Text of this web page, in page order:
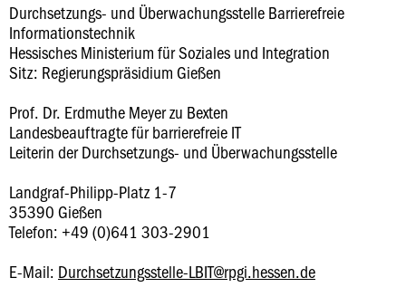
Durchsetzungs- und Überwachungsstelle Barrierefreie
Informationstechnik
Hessisches Ministerium für Soziales und Integration
Sitz: Regierungspräsidium Gießen
Prof. Dr. Erdmuthe Meyer zu Bexten
Landesbeauftragte für barrierefreie IT
Leiterin der Durchsetzungs- und Überwachungsstelle
Landgraf-Philipp-Platz 1-7
35390 Gießen
Telefon: +49 (0)641 303-2901
E-Mail: Durchsetzungsstelle-LBIT@rpgi.hessen.de